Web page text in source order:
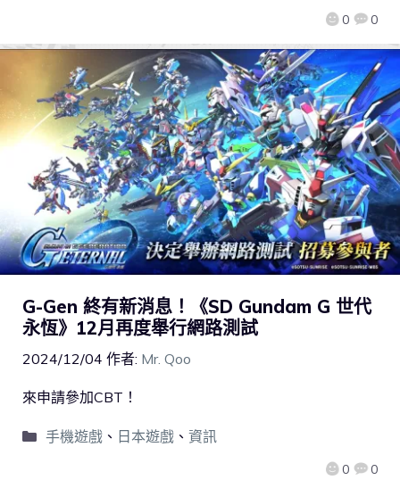
0 0
G-Gen 終有新消息！《SD Gundam G 世代
永恆》12月再度舉行網路測試
2024/12/04 作者: Mr. Qoo
0 0
來申請參加CBT！
手機遊戲、 日本遊戲、 資訊